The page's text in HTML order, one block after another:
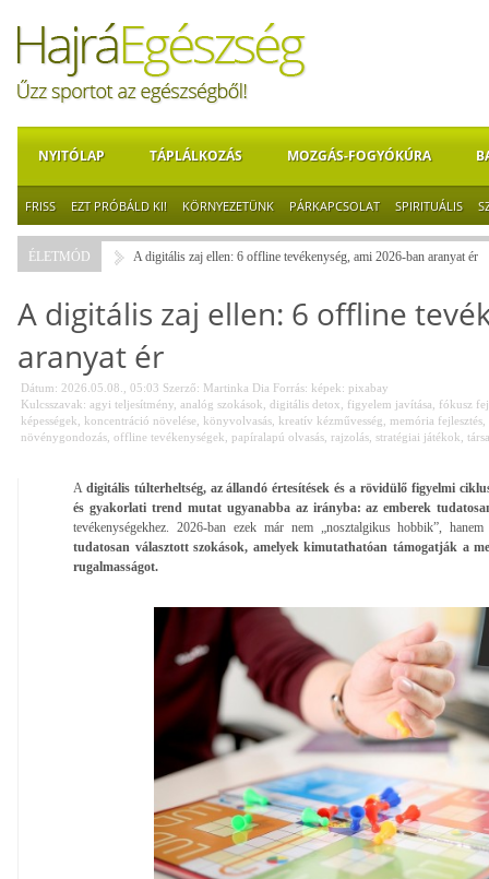
NYITÓLAP TÁPLÁLKOZÁS MOZGÁS-FOGYÓKÚRA
FRISS EZT PRÓBÁLD KI! KÖRNYEZETÜNK PÁRKAPCSOLAT SPIRITUÁLIS
ÉLETMÓD A digitális zaj ellen: 6 offline tevékenység, ami 2026-ban aranyat ér
A digitális zaj ellen: 6 offline
aranyat ér
Dátum: 2026.05.08., 05:03 Szerző: Martinka Dia Forrás: képek: pixabay
Kulcsszavak: agyi teljesítmény analóg szokások digitális detox figyelem javítása
fókusz
képességek
koncentráció növelése könyvolvasás kreatív kézművesség memória fejlesztés
növénygondozás offline tevékenységek papíralapú olvasás rajzolás stratégiai játékok
A digitális túlterheltség, az állandó értesítések és a rövidülő figyelmi
és gyakorlati trend mutat ugyanabba az irányba: az emberek
tevékenységekhez. 2026-ban ezek már nem „nosztalgikus hobbik”,
tudatosan választott szokások, amelyek kimutathatóan támogatják a
rugalmasságot.